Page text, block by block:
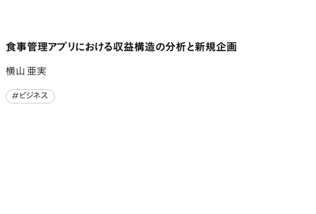
食事管理アプリにおける収益構造の分析と新規企画
横山 亜実
#ビジネス